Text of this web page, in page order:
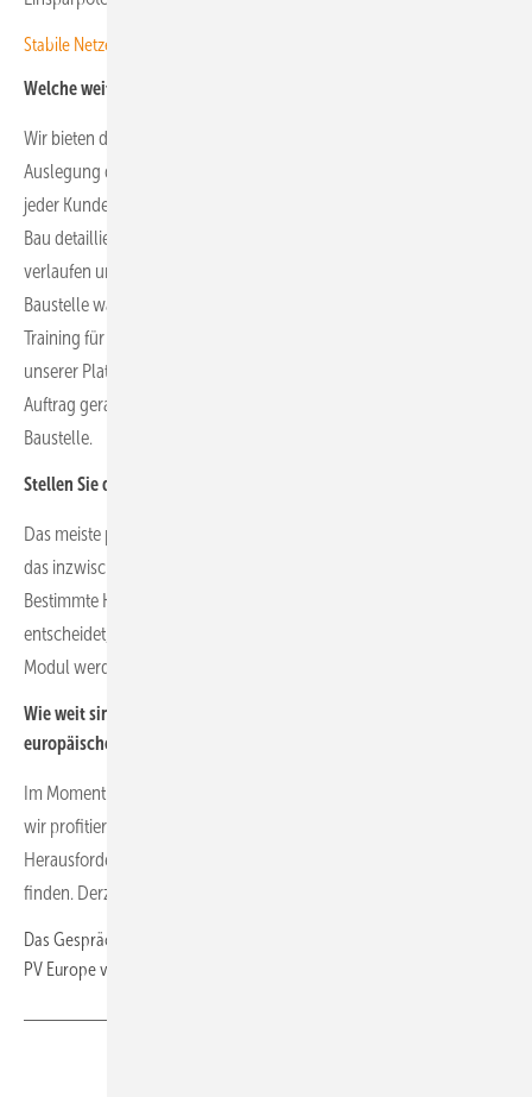
Stabile Netze, schnelles Laden beim Einkaufen, weniger Bürokratie!
Welche weiteren Dienstleistungen bieten Sie an?
Wir bieten das gesamte Projektmanagement für die optimierte
Auslegung der Verkabelung von Solarparks an. Außerdem bekommt
jeder Kunde ein 3D-Modell, sodass er die Anlage schon vor dem
Bau detailliert analysieren kann. Der Kunde sieht, wo die Kabel
verlaufen und erkennt mögliche Probleme, bevor er vor Ort auf der
Baustelle war. Zusätzlich bieten wir exklusives Virtual-Reality-
Training für das Installationsteam an. Außerdem kann der Kunde auf
unserer Plattform Voltage Connect verfolgen, welchen Status der
Auftrag gerade hat, von der Unterschrift bis zur Lieferung auf die
Baustelle.
Stellen Sie die Kabel und ihre Komponenten selbst her?
Das meiste produzieren wir selbst in unserem Hauptwerk in China,
das inzwischen eine Jahreskapazität von 25 Gigawatt hat.
Bestimmte Komponenten wie Stecker kaufen wir zu. Der Kunde
entscheidet, mit welchem Stecker er arbeiten will. Denn je nach
Modul werden unterschiedliche Stecker verwendet.
Wie weit sind Sie mit dem Aufbau Ihres Büros in Frankfurt und Ihrer
europäischen Vertriebsmannschaft?
Im Moment sind wir noch ein kleines Team von sieben Leuten, aber
wir profitieren sehr von unseren Erfahrungen in den USA. Die größte
Herausforderung für uns ist es, zeitnah passendes Personal zu
finden. Derzeit haben wir zehn offene Stellen.
Das Gespräch führte Hans-Christoph Neidlein aus der Redaktion von
PV Europe von Gentner Energy Media.